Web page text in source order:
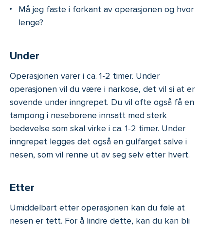
Må jeg faste i forkant av operasjonen og hvor
lenge?
Under
Operasjonen varer i ca. 1-2 timer. Under
operasjonen vil du være i narkose, det vil si at er
sovende under inngrepet. Du vil ofte også få en
tampong i neseborene innsatt med sterk
bedøvelse som skal virke i ca. 1-2 timer. Under
inngrepet legges det også en gulfarget salve i
nesen, som vil renne ut av seg selv etter hvert.
Etter
Umiddelbart etter operasjonen kan du føle at
nesen er tett. For å lindre dette, kan du kan bli